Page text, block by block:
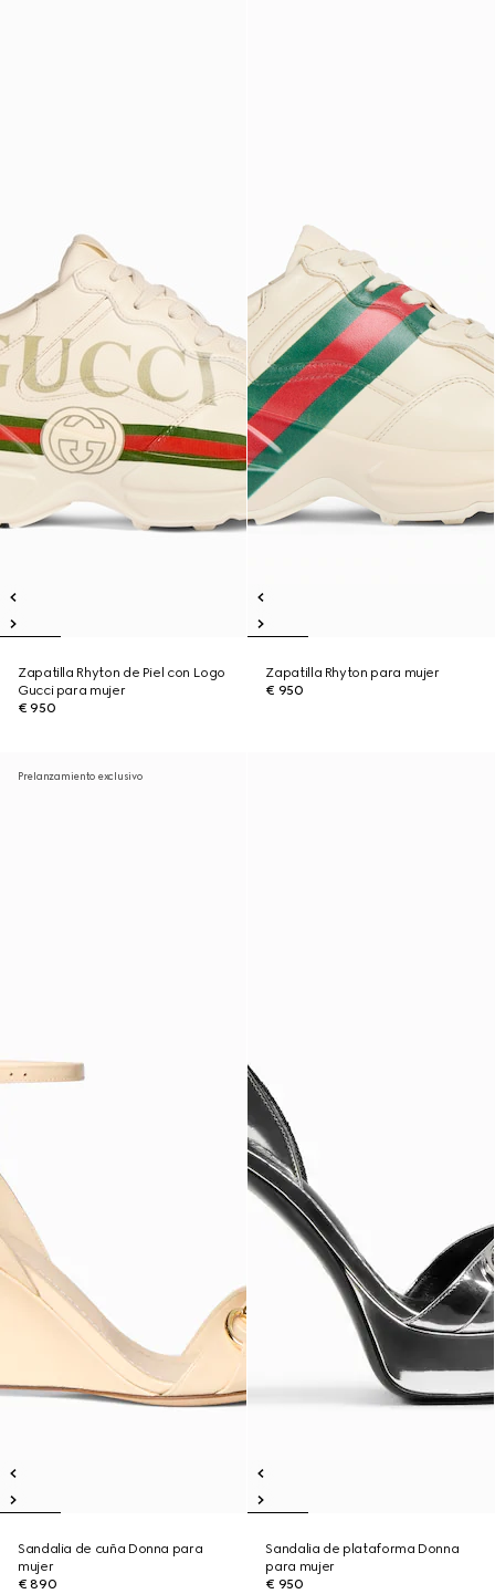
Zapatilla Rhyton de Piel con Logo
Gucci para mujer
€ 950
Zapatilla Rhyton para mujer
€ 950
Prelanzamiento exclusivo
Sandalia de cuña Donna para
mujer
€ 890
Sandalia de plataforma Donna
para mujer
€ 950